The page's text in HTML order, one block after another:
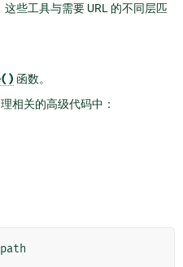
些工具与需要 URL 的不同层匹
函数。
相关的高级代码中：
path